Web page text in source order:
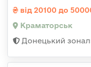
від 20100 до
Краматорськ
Донецький